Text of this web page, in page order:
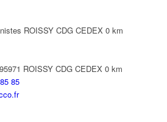
VILLEPINTE
ROISSY CDG CEDEX 0 km
ROISSY CDG CEDEX 0 km
85